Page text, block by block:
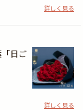
詳しく見る
日ご
詳しく見る